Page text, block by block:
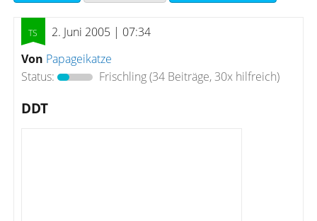
2. Juni 2005 | 07:34
Von Papageikatze
Status:
Frischling(34 Beiträge, 30x hilfreich)
DDT